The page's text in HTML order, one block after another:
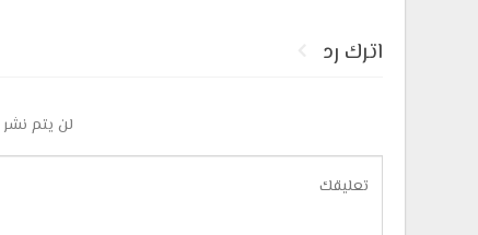
اترك رد
لن يتم نشر